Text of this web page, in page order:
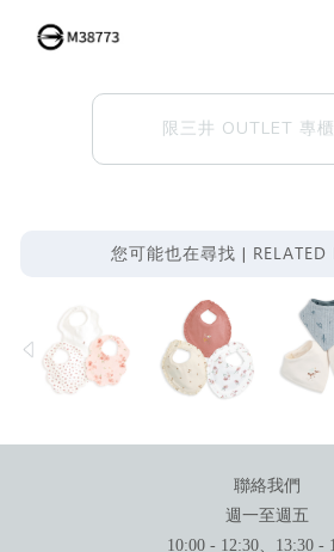
限三井 OUTLET 專
您可能也在尋找 |
聯絡我們
週一至週五
10:00 - 12:30、13:30 -